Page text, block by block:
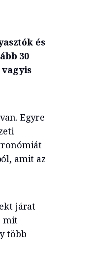
és
30
Egyre
amit az
járat
mit
több